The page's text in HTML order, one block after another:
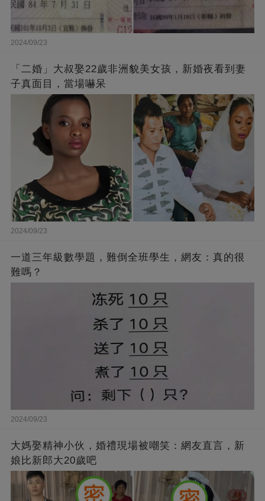
2024/09/23
「二婚」大叔娶22歲非洲貌美女孩，新婚夜看到妻
子真面目，當場嚇呆
2024/09/23
一道三年級數學題，難倒全班學生，網友：真的很
難嗎？
2024/09/23
大媽娶精神小伙，婚禮現場被嘲笑：網友直言，新
娘比新郎大20歲吧